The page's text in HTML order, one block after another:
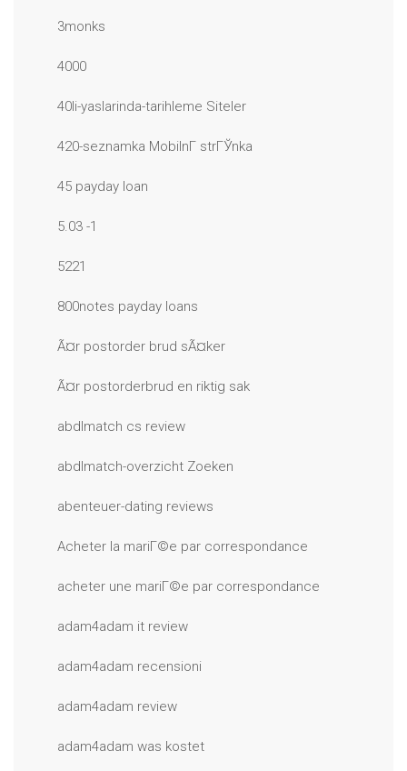
3monks
4000
40li-yaslarinda-tarihleme Siteler
420-seznamka MobilnГ­ strГЎnka
45 payday loan
5.03 -1
5221
800notes payday loans
Ã¤r postorder brud sÃ¤ker
Ã¤r postorderbrud en riktig sak
abdlmatch cs review
abdlmatch-overzicht Zoeken
abenteuer-dating reviews
Acheter la mariГ©e par correspondance
acheter une mariГ©e par correspondance
adam4adam it review
adam4adam recensioni
adam4adam review
adam4adam was kostet